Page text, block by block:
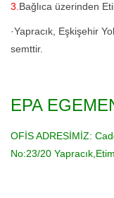
3.Bağlıca üzerinden
·Yapracık, Eşkişehir
semttir.
EPA
OFİS ADRESİMİZ:
No:23/20